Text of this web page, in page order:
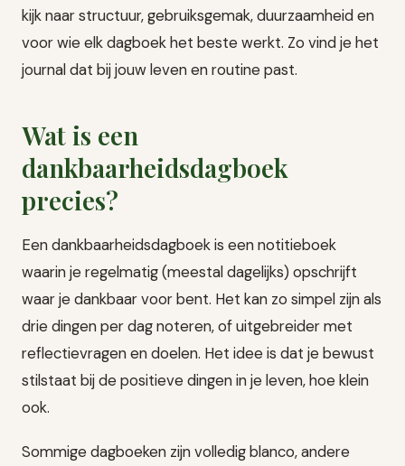
kijk naar structuur, gebruiksgemak, duurzaamheid en
voor wie elk dagboek het beste werkt. Zo vind je het
journal dat bij jouw leven en routine past.
Wat is een
dankbaarheidsdagboek
precies?
Een dankbaarheidsdagboek is een notitieboek
waarin je regelmatig (meestal dagelijks) opschrijft
waar je dankbaar voor bent. Het kan zo simpel zijn als
drie dingen per dag noteren, of uitgebreider met
reflectievragen en doelen. Het idee is dat je bewust
stilstaat bij de positieve dingen in je leven, hoe klein
ook.
Sommige dagboeken zijn volledig blanco, andere